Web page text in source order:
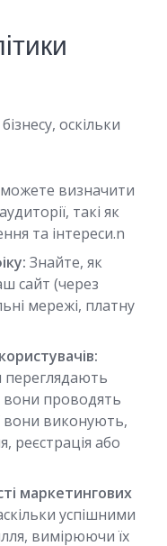
оскільки
визначити
такі як
та інтереси.n
Знайте, як
сайт (через
мережі, платну
переглядають
вони проводять
вони виконують,
реєстрація або
маркетингових
успішними
вимірюючи їх